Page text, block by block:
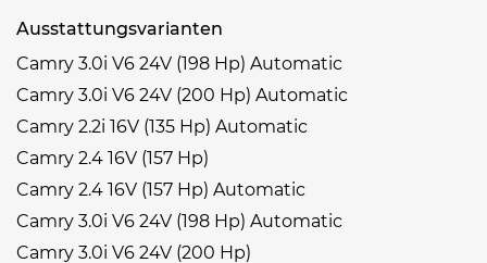
Ausstattungsvarianten
Camry 3.0i V6 24V (198 Hp) Automatic
Camry 3.0i V6 24V (200 Hp) Automatic
Camry 2.2i 16V (135 Hp) Automatic
Camry 2.4 16V (157 Hp)
Camry 2.4 16V (157 Hp) Automatic
Camry 3.0i V6 24V (198 Hp) Automatic
Camry 3.0i V6 24V (200 Hp)